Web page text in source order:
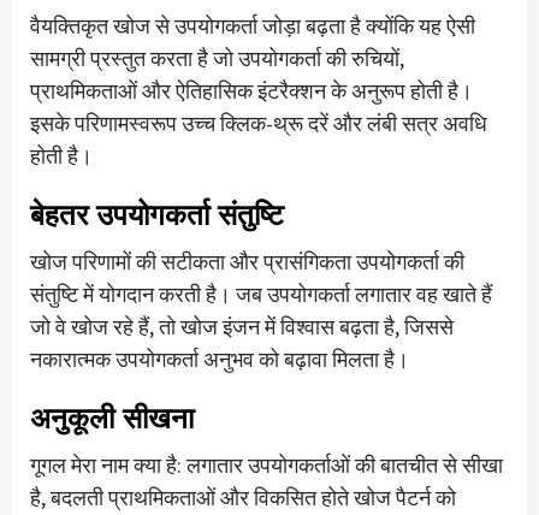
वैयक्तिकृत खोज से उपयोगकर्ता जोड़ा बढ़ता है क्योंकि यह ऐसी
सामग्री प्रस्तुत करता है जो उपयोगकर्ता की रुचियों,
प्राथमिकताओं और ऐतिहासिक इंटरैक्शन के अनुरूप होती है।
इसके परिणामस्वरूप उच्च क्लिक-थ्रू दरें और लंबी सत्र अवधि
होती है।
बेहतर उपयोगकर्ता संतुष्टि
खोज परिणामों की सटीकता और प्रासंगिकता उपयोगकर्ता की
संतुष्टि में योगदान करती है। जब उपयोगकर्ता लगातार वह खाते हैं
जो वे खोज रहे हैं, तो खोज इंजन में विश्वास बढ़ता है, जिससे
नकारात्मक उपयोगकर्ता अनुभव को बढ़ावा मिलता है।
अनुकूली सीखना
गूगल मेरा नाम क्या है: लगातार उपयोगकर्ताओं की बातचीत से सीखा
है, बदलती प्राथमिकताओं और विकसित होते खोज पैटर्न को